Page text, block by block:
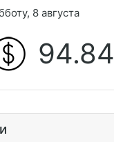
8 августа
94.84